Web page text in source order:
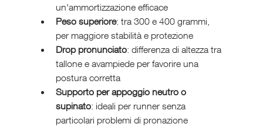
un'ammortizzazione efficace
Peso superiore: tra 300 e 400 grammi,
per maggiore stabilità e protezione
Drop pronunciato: differenza di altezza tra
tallone e avampiede per favorire una
postura corretta
Supporto per appoggio neutro o
supinato: ideali per runner senza
particolari problemi di pronazione